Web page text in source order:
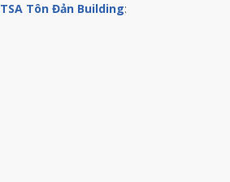
TSA Tôn Đản Building: